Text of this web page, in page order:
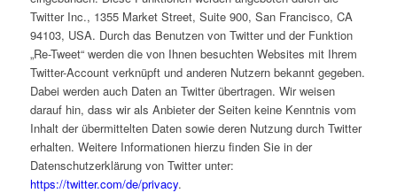
Twitter Inc., 1355 Market Street, Suite 900, San Francisco, CA
94103, USA. Durch das Benutzen von Twitter und der Funktion
„Re-Tweet“ werden die von Ihnen besuchten Websites mit Ihrem
Twitter-Account verknüpft und anderen Nutzern bekannt gegeben.
Dabei werden auch Daten an Twitter übertragen. Wir weisen
darauf hin, dass wir als Anbieter der Seiten keine Kenntnis vom
Inhalt der übermittelten Daten sowie deren Nutzung durch Twitter
erhalten. Weitere Informationen hierzu finden Sie in der
Datenschutzerklärung von Twitter unter:
https://twitter.com/de/privacy.